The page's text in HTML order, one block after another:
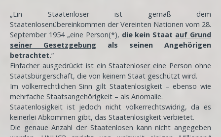
„Ein Staatenloser ist gemäß dem
Staatenlosenübereinkommen der Vereinten Nationen vom 28.
September 1954 „eine Person(*), die kein Staat auf Grund
seiner Gesetzgebung als seinen Angehörigen
betrachtet.“
Einfacher ausgedrückt ist ein Staatenloser eine Person ohne
Staatsbürgerschaft, die von keinem Staat geschützt wird.
Im völkerrechtlichen Sinn gilt Staatenlosigkeit – ebenso wie
mehrfache Staatsangehörigkeit – als Anomalie.
Staatenlosigkeit ist jedoch nicht völkerrechtswidrig, da es
keinerlei Abkommen gibt, das Staatenlosigkeit verbietet.
Die genaue Anzahl der Staatenlosen kann nicht angegeben